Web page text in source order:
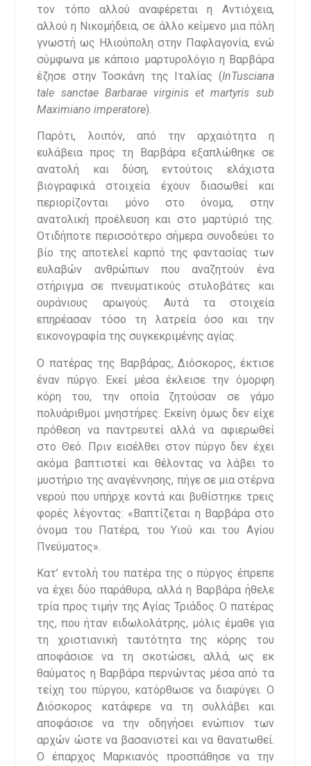
τον τόπο αλλού αναφέρεται η Αντιόχεια,
αλλού η Νικομήδεια, σε άλλο κείμενο μια πόλη
γνωστή ως Ηλιούπολη στην Παφλαγονία, ενώ
σύμφωνα με κάποιο μαρτυρολόγιο η Βαρβάρα
έζησε στην Τοσκάνη της Ιταλίας (InTusciana
tale sanctae Barbarae virginis et martyris sub
Maximiano imperatore).
Παρότι, λοιπόν, από την αρχαιότητα η
ευλάβεια προς τη Βαρβάρα εξαπλώθηκε σε
ανατολή και δύση, εντούτοις ελάχιστα
βιογραφικά στοιχεία έχουν διασωθεί και
περιορίζονται μόνο στο όνομα, στην
ανατολική προέλευση και στο μαρτύριό της.
Οτιδήποτε περισσότερο σήμερα συνοδεύει το
βίο της αποτελεί καρπό της φαντασίας των
ευλαβών ανθρώπων που αναζητούν ένα
στήριγμα σε πνευματικούς στυλοβάτες και
ουράνιους αρωγούς. Αυτά τα στοιχεία
επηρέασαν τόσο τη λατρεία όσο και την
εικονογραφία της συγκεκριμένης αγίας.
Ο πατέρας της Βαρβάρας, Διόσκορος, έκτισε
έναν πύργο. Εκεί μέσα έκλεισε την όμορφη
κόρη του, την οποία ζητούσαν σε γάμο
πολυάριθμοι μνηστήρες. Εκείνη όμως δεν είχε
πρόθεση να παντρευτεί αλλά να αφιερωθεί
στο Θεό. Πριν εισέλθει στον πύργο δεν έχει
ακόμα βαπτιστεί και θέλοντας να λάβει το
μυστήριο της αναγέννησης, πήγε σε μια στέρνα
νερού που υπήρχε κοντά και βυθίστηκε τρεις
φορές λέγοντας: «Βαπτίζεται η Βαρβάρα στο
όνομα του Πατέρα, του Υιού και του Αγίου
Πνεύματος».
Κατ’ εντολή του πατέρα της ο πύργος έπρεπε
να έχει δύο παράθυρα, αλλά η Βαρβάρα ήθελε
τρία προς τιμήν της Αγίας Τριάδος. Ο πατέρας
της, που ήταν ειδωλολάτρης, μόλις έμαθε για
τη χριστιανική ταυτότητα της κόρης του
αποφάσισε να τη σκοτώσει, αλλά, ως εκ
θαύματος η Βαρβάρα περνώντας μέσα από τα
τείχη του πύργου, κατόρθωσε να διαφύγει. Ο
Διόσκορος κατάφερε να τη συλλάβει και
αποφάσισε να την οδηγήσει ενώπιον των
αρχών ώστε να βασανιστεί και να θανατωθεί.
Ο έπαρχος Μαρκιανός προσπάθησε να την